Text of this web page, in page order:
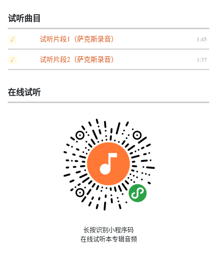
试听曲目
试听片段1（萨克斯录音） 1:45
试听片段2（萨克斯录音） 1:37
在线试听
长按识别小程序码
在线试听本专辑音频